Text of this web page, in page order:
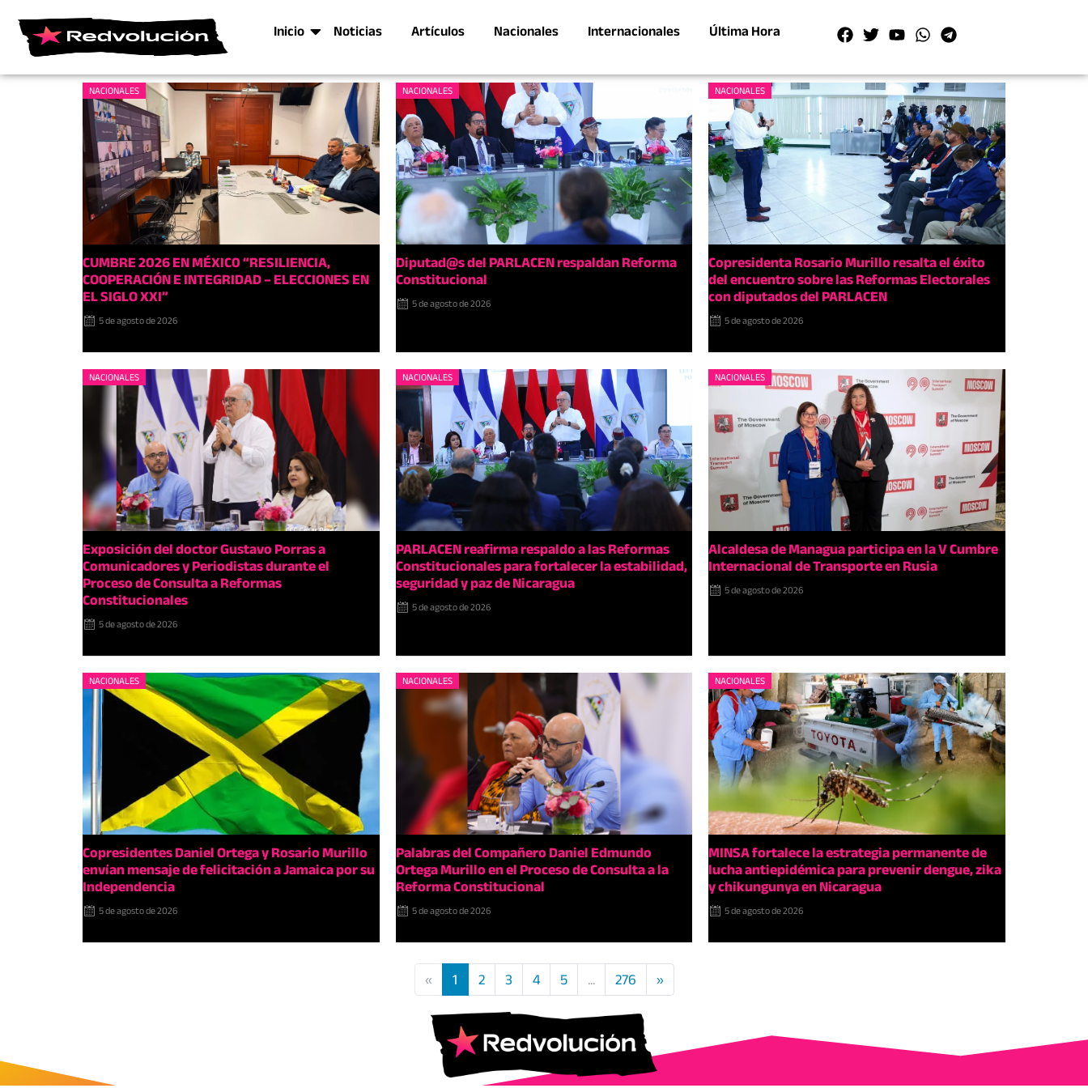
Inicio Noticias Artículos Nacionales Internacionales Última Hora
NACIONALES
CUMBRE 2026 EN MÉXIC0 “RESILIENCIA,
COOPERACIÓN E INTEGRIDAD – ELECCIONES EN
EL SIGLO XXI”
5 de agosto de 2026
NACIONALES
Diputad@s del PARLACEN respaldan Reforma
Constitucional
5 de agosto de 2026
NACIONALES
Copresidenta Rosario Murillo resalta el éxito
del encuentro sobre las Reformas Electorales
con diputados del PARLACEN
5 de agosto de 2026
NACIONALES
Exposición del doctor Gustavo Porras a
Comunicadores y Periodistas durante el
Proceso de Consulta a Reformas
Constitucionales
5 de agosto de 2026
NACIONALES
PARLACEN reafirma respaldo a las Reformas
Constitucionales para fortalecer la estabilidad,
seguridad y paz de Nicaragua
5 de agosto de 2026
NACIONALES
Alcaldesa de Managua participa en la V Cumbre
Internacional de Transporte en Rusia
5 de agosto de 2026
NACIONALES
Copresidentes Daniel Ortega y Rosario Murillo
envían mensaje de felicitación a Jamaica por su
Independencia
5 de agosto de 2026
NACIONALES
Palabras del Compañero Daniel Edmundo
Ortega Murillo en el Proceso de Consulta a la
Reforma Constitucional
5 de agosto de 2026
NACIONALES
MINSA fortalece la estrategia permanente de
lucha antiepidémica para prevenir dengue, zika
y chikungunya en Nicaragua
5 de agosto de 2026
« 1 2 3 4 5 ... 276 »